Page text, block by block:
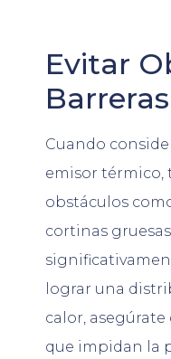
Evitar
Barreras
Cuando
emisor térmico,
obstáculos
cortinas
lograr una
calor,
que impidan la